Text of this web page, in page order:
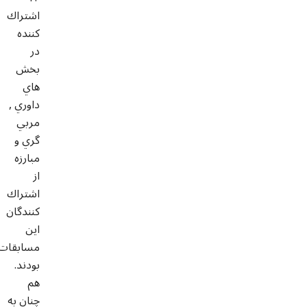
اشتراك
كننده
در
بخش
هاي
داوري ,
مربي
گري و
مبارزه
از
اشتراك
كنندگان
اين
بودند.
هم
چنان به